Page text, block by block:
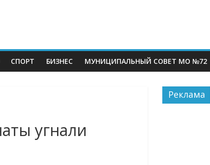
СПОРТ БИЗНЕС МУНИЦИПАЛЬНЫЙ СОВЕТ МО №72
угнали
Реклама